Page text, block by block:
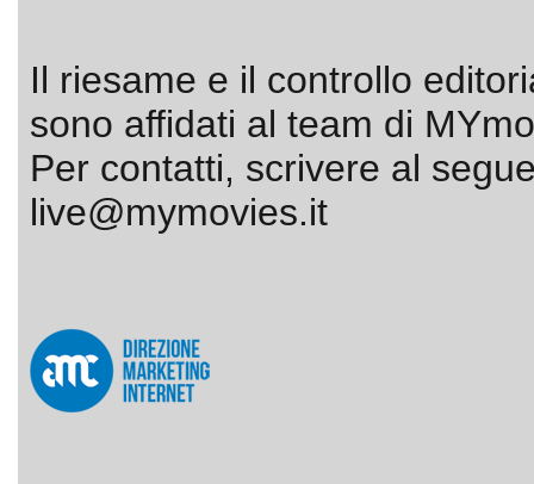
Il riesame e il controllo
sono affidati al team di
Per contatti, scrivere al
live@mymovies.it